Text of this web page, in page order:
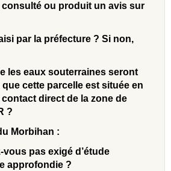
consulté ou produit un avis sur
par la préfecture ? Si non,
les eaux souterraines seront
cette parcelle est située en
direct de la zone de
?
Morbihan :
vous pas exigé d’étude
approfondie ?